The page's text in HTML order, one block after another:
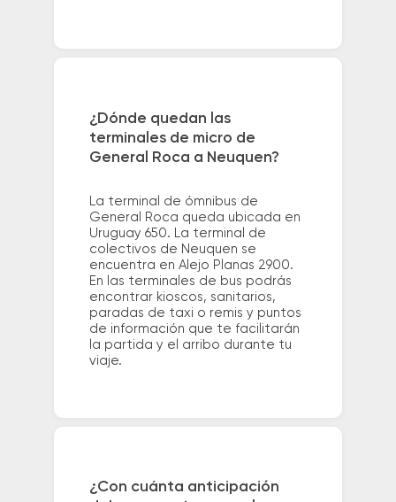
¿Dónde quedan las
terminales de micro de
General Roca a Neuquen?
La terminal de ómnibus de
General Roca queda ubicada en
Uruguay 650. La terminal de
colectivos de Neuquen se
encuentra en Alejo Planas 2900.
En las terminales de bus podrás
encontrar kioscos, sanitarios,
paradas de taxi o remis y puntos
de información que te facilitarán
la partida y el arribo durante tu
viaje.
¿Con cuánta anticipación